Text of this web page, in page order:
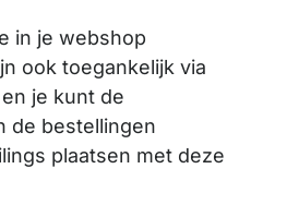
in je webshop
ook toegankelijk via
je kunt de
de bestellingen
plaatsen met deze